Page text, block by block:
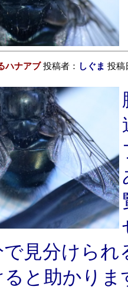
ハナアブ投稿者： しぐま 投稿
で見分けら
ると助かりま